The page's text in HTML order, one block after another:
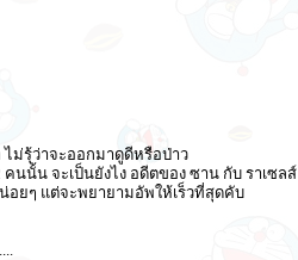
ไม่รุ้ว่าจะออกมาดูดีหรือป่าว
นนั้น จะเป็นยังไง อดีตของ ซาน กับ ราเซลส์
อยๆ แต่จะพยายามอัพให้เร็วที่สุดคับ